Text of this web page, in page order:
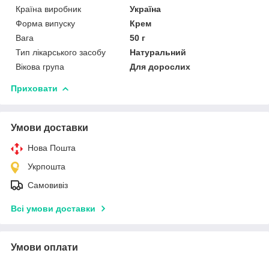
Країна виробник
Україна
Форма випуску
Крем
Вага
50 г
Тип лікарського засобу
Натуральний
Вікова група
Для дорослих
Приховати
Умови доставки
Нова Пошта
Укрпошта
Самовивіз
Всі умови доставки
Умови оплати